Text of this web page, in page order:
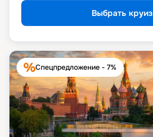
Выбрать круиз
Спецпредложение - 7%